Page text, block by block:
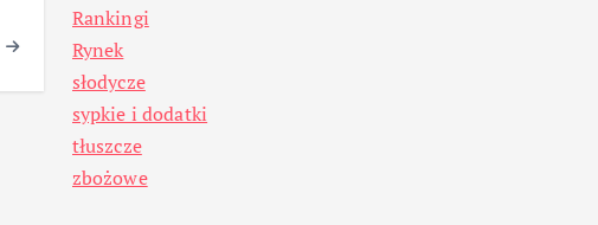
Rankingi
Rynek
słodycze
sypkie i dodatki
tłuszcze
zbożowe